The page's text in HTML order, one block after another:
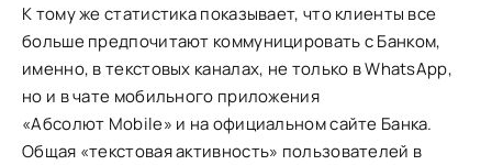
К тому же статистика показывает, что клиенты все
больше предпочитают коммуницировать с Банком,
именно, в текстовых каналах, не только в WhatsApp,
но и в чате мобильного приложения
«Абсолют Mobile» и на официальном сайте Банка.
Общая «текстовая активность» пользователей в